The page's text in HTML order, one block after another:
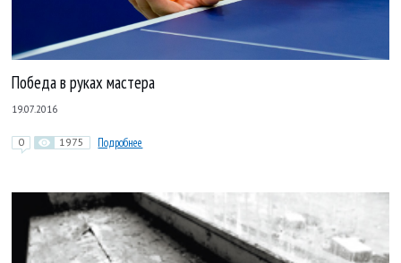
Победа в руках мастера
19.07.2016
0 1975 Подробнее